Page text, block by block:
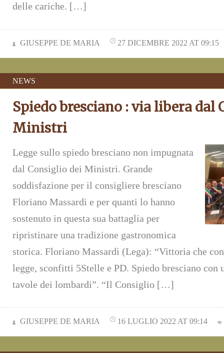
delle cariche. […]
GIUSEPPE DE MARIA 27 DICEMBRE 2022 AT 09:15
NEWS
Spiedo bresciano : via libera dal
Ministri
Legge sullo spiedo bresciano non impugnata
dal Consiglio dei Ministri. Grande
soddisfazione per il consigliere bresciano
Floriano Massardi e per quanti lo hanno
sostenuto in questa sua battaglia per
ripristinare una tradizione gastronomica
storica. Floriano Massardi (Lega): “Vittoria che
legge, sconfitti 5Stelle e PD. Spiedo bresciano con
tavole dei lombardi”. “Il Consiglio […]
GIUSEPPE DE MARIA 16 LUGLIO 2022 AT 09:14